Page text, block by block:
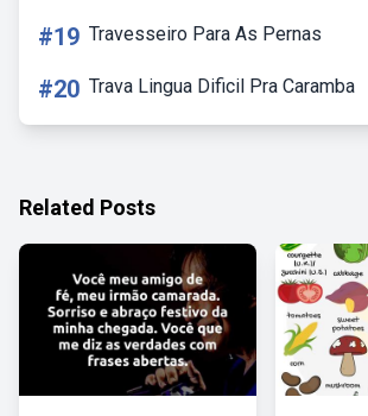
#19 Travesseiro Para As Pernas
#20 Trava Lingua Dificil Pra Caramba
Related Posts